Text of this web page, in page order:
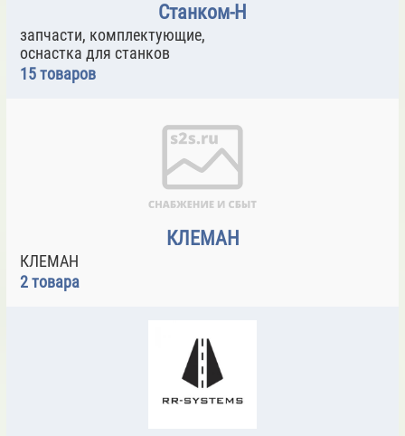
Станком-Н
запчасти, комплектующие,
оснастка для станков
15 товаров
КЛЕМАН
КЛЕМАН
2 товара